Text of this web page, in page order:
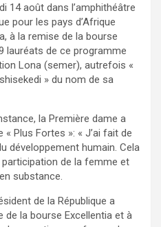
14 août dans l’amphithéâtre
pour les pays d’Afrique
à la remise de la bourse
lauréats de ce programme
Lona (semer), autrefois «
» du nom de sa
la Première dame a
Plus Fortes »: « J’ai fait de
développement humain. Cela
participation de la femme et
substance.
de la République a
de la bourse Excellentia et à